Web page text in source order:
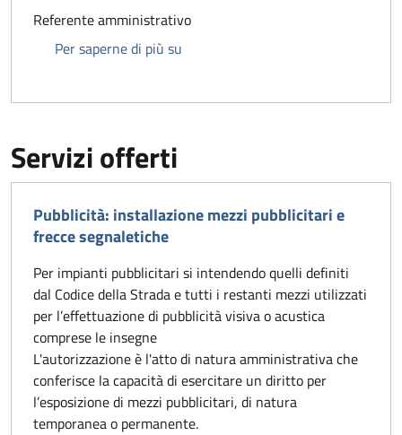
Referente amministrativo
Per saperne di più su
Servizi offerti
Pubblicità: installazione mezzi pubblicitari e
frecce segnaletiche
Per impianti pubblicitari si intendendo quelli definiti
dal Codice della Strada e tutti i restanti mezzi utilizzati
per l’effettuazione di pubblicità visiva o acustica
comprese le insegne
L'autorizzazione è l'atto di natura amministrativa che
conferisce la capacità di esercitare un diritto per
l’esposizione di mezzi pubblicitari, di natura
temporanea o permanente.